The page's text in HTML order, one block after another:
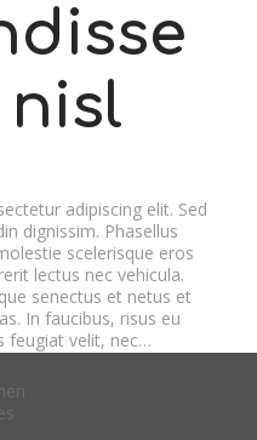
adipiscing elit. Sed
dignissim. Phasellus
scelerisque eros
lectus nec vehicula.
senectus et netus et
In faucibus, risus eu
feugiat velit, nec…